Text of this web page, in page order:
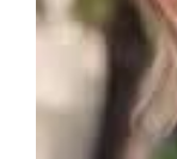
O nás
Kontakty